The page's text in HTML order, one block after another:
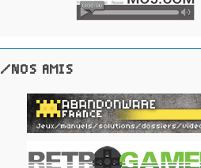
/NOS AMIS